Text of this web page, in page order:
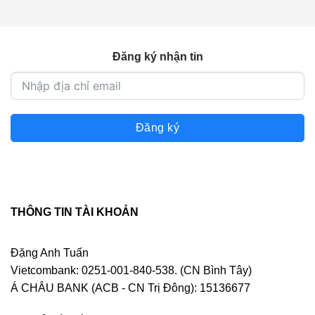
Đăng ký nhận tin
Đăng ký
THÔNG TIN TÀI KHOẢN
Đặng Anh Tuấn
Vietcombank: 0251-001-840-538. (CN Bình Tây)
Á CHÂU BANK (ACB - CN Trị Đông): 15136677